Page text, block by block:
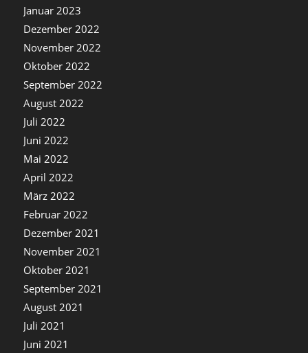
Januar 2023
Dezember 2022
November 2022
Oktober 2022
September 2022
August 2022
Juli 2022
Juni 2022
Mai 2022
April 2022
März 2022
Februar 2022
Dezember 2021
November 2021
Oktober 2021
September 2021
August 2021
Juli 2021
Juni 2021